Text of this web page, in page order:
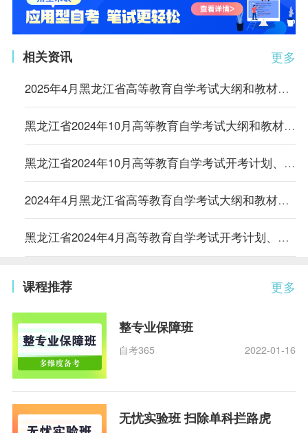
更多
相关资讯
2025年4月黑龙江省高等教育自学考试大纲和教材目录
黑龙江省2024年10月高等教育自学考试大纲和教材目录
黑龙江省2024年10月高等教育自学考试开考计划、考试大纲和教材目录的通知
2024年4月黑龙江省高等教育自学考试大纲和教材目录
黑龙江省2024年4月高等教育自学考试开考计划、考试大纲和教材目录的通知
更多
课程推荐
整专业保障班
自考365 2022-01-16
无忧实验班 扫除单科拦路虎